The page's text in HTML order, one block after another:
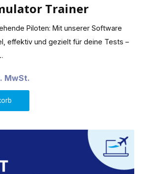
Trainer
Piloten: Mit unserer Software
effektiv und gezielt für deine Tests –
MwSt.